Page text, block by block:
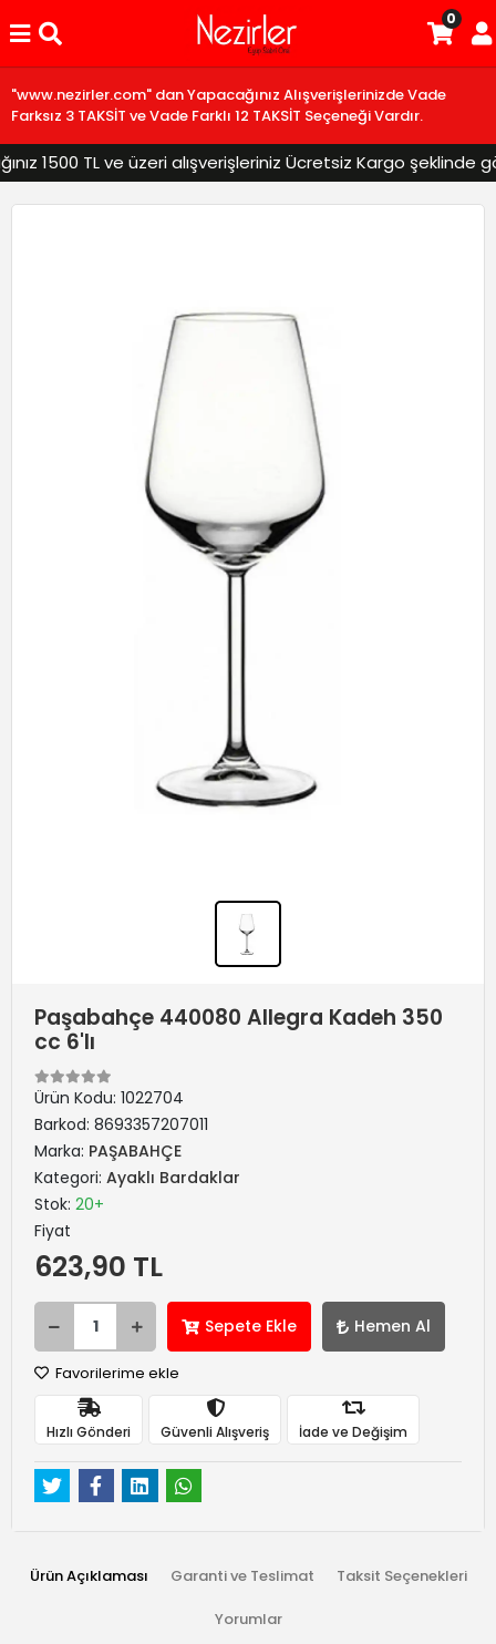
"www.nezirler.com" dan Yapacağınız Alışverişlerinizde Vade
Farksız 3 TAKSİT ve Vade Farklı 12 TAKSİT Seçeneği Vardır.
1500 TL ve üzeri alışverişleriniz Ücretsiz Kargo şeklinde
0
Paşabahçe 440080 Allegra Kadeh 350
cc 6'lı
Ürün Kodu: 1022704
Barkod: 8693357207011
Marka: PAŞABAHÇE
Kategori: Ayaklı Bardaklar
Stok: 20+
Fiyat
623,90 TL
Sepete Ekle Hemen Al
Favorilerime ekle
Hızlı Gönderi Güvenli Alışveriş İade ve Değişim
Ürün Açıklaması Garanti ve Teslimat Taksit Seçenekleri
Yorumlar